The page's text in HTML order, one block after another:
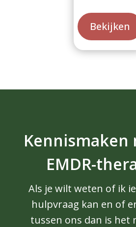
Bekijken
Kennismaken
EMDR-
Als je wilt weten of ik
hulpvraag kan en of er
tussen ons dan is het